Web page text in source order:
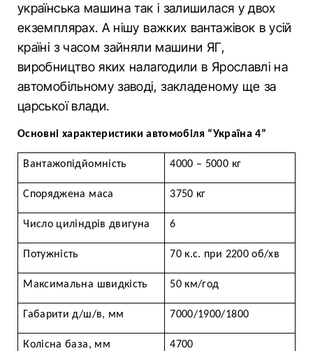
українська машина так і залишилася у двох
екземплярах. А нішу важких вантажівок в усій
країні з часом зайняли машини ЯГ,
виробництво яких налагодили в Ярославлі на
автомобільному заводі, закладеному ще за
царської влади.
Основні характеристики автомобіля “Україна 4”
Вантажопідйомність 4000 – 5000 кг
Споряджена маса 3750 кг
Число циліндрів двигуна 6
Потужність 70 к.с. при 2200 об/хв
Максимальна швидкість 50 км/год
Габарити д/ш/в, мм 7000/1900/1800
Колісна база, мм 4700